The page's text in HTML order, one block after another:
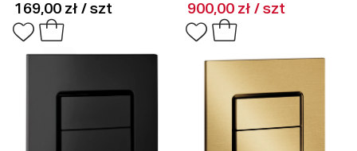
169,00 zł / szt 900,00 zł / szt